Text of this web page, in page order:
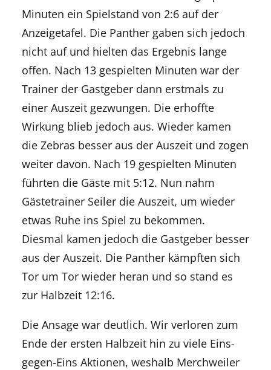
Minuten ein Spielstand von 2:6 auf der
Anzeigetafel. Die Panther gaben sich jedoch
nicht auf und hielten das Ergebnis lange
offen. Nach 13 gespielten Minuten war der
Trainer der Gastgeber dann erstmals zu
einer Auszeit gezwungen. Die erhoffte
Wirkung blieb jedoch aus. Wieder kamen
die Zebras besser aus der Auszeit und zogen
weiter davon. Nach 19 gespielten Minuten
führten die Gäste mit 5:12. Nun nahm
Gästetrainer Seiler die Auszeit, um wieder
etwas Ruhe ins Spiel zu bekommen.
Diesmal kamen jedoch die Gastgeber besser
aus der Auszeit. Die Panther kämpften sich
Tor um Tor wieder heran und so stand es
zur Halbzeit 12:16.
Die Ansage war deutlich. Wir verloren zum
Ende der ersten Halbzeit hin zu viele Eins-
gegen-Eins Aktionen, weshalb Merchweiler